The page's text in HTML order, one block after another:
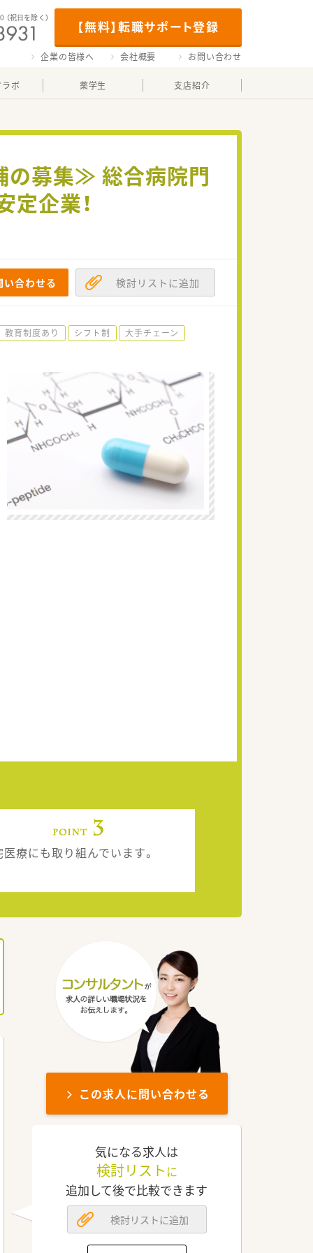
【無料】転職サポート登録
（祝日を除く）
企業の皆様へ 会社概要 お問い合わせ
ボ 薬学生 支店紹介
の募集≫ 総合病院門
定企業！
い合わせる 検討リストに追加
教育制度あり シフト制
大手チェーン
療にも取り組んでいます。
この求人に問い合わせる
気になる求人は
検討リスト に
追加して後で比較できます
検討リストに追加